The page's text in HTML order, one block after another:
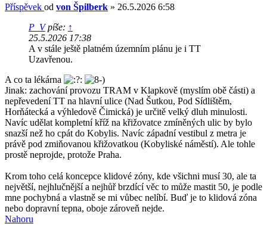
Příspěvek od von Špilberk » 26.5.2026 6:58
P_Vpíše: ↑
25.5.2026 17:38
A v stále ještě platném územním plánu je i TT
Uzavřenou.
A co ta lékárna
Jinak: zachování provozu TRAM v Klapkově (myslím obě části) a
nepřevedení TT na hlavní ulice (Nad Šutkou, Pod Sídlištěm,
Horňátecká a výhledově Čimická) je určitě velký dluh minulosti.
Navíc udělat kompletní kříž na křižovatce zmíněných ulic by bylo
snazší než ho cpát do Kobylis. Navíc západní vestibul z metra je
právě pod zmiňovanou křižovatkou (Kobyliské náměstí). Ale tohle
prostě neprojde, protože Praha.
Krom toho celá koncepce klidové zóny, kde všichni musí 30, ale ta
největší, nejhlučnější a nejhůř brzdící věc to může mastit 50, je podle
mne pochybná a vlastně se mi vůbec nelíbí. Buď je to klidová zóna
nebo dopravní tepna, oboje zároveň nejde.
Nahoru